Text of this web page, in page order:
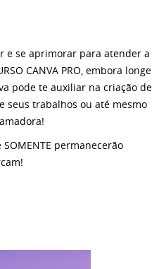
e se aprimorar para atender a
CANVA PRO, embora longe
pode te auxiliar na criação de
seus trabalhos ou até mesmo
permanecerão